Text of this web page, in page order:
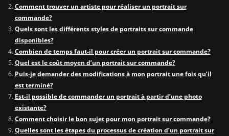
Comment trouver un artiste pour réaliser un portrait sur
commande?
Quels sont les différents styles de portraits sur commande
disponibles?
Combien de temps faut-il pour créer un portrait sur commande?
Quel est le coût moyen d’un portrait sur commande?
Puis-je demander des modifications à mon portrait une fois qu’il
est terminé?
Est-il possible de commander un portrait à partir d’une photo
existante?
Comment choisir le bon sujet pour mon portrait sur commande?
Quelles sont les étapes du processus de création d’un portrait sur